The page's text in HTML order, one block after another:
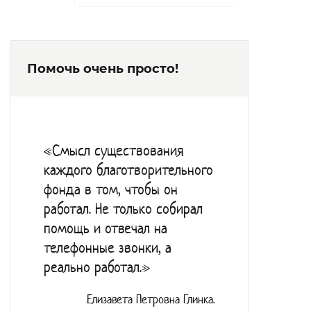
консультируют, проводят развивающие
природного материала», «Волшебная
ниточка» – в этих кружках посредством
трудотерапии клиенты развивают
моторику и творческое мышление. В
кружке «Магия музыки» проходят сеансы
музыкатерапии. С поделками и
художественными работами постояльцы
Помочь очень просто!
«Смысл существования
каждого благотворительного
фонда в том, чтобы он
работал. Не только собирал
помощь и отвечал на
телефонные звонки, а
реально работал.»
Елизавета Петровна Глинка.